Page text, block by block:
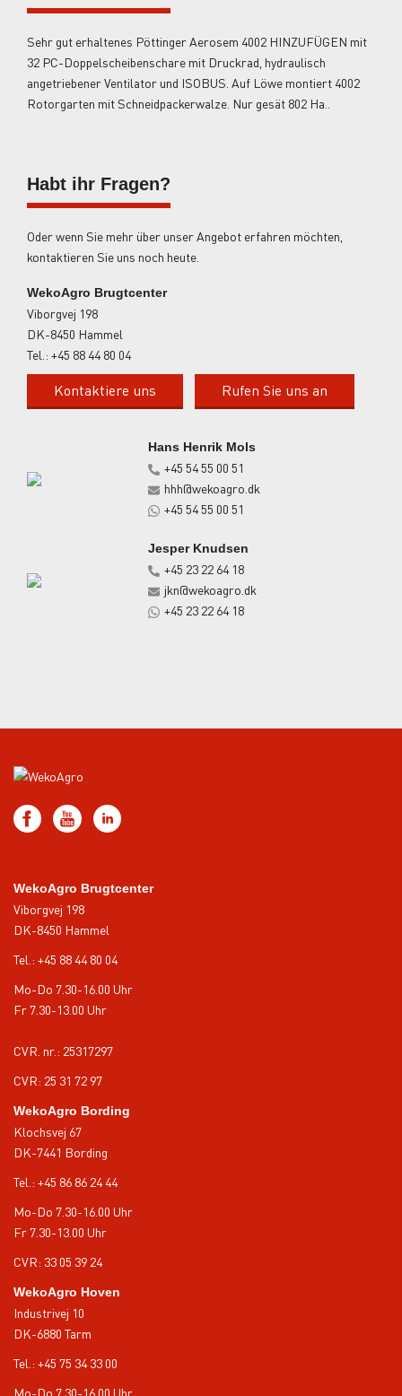
Sehr gut erhaltenes Pöttinger Aerosem 4002 HINZUFÜGEN mit
32 PC-Doppelscheibenschare mit Druckrad, hydraulisch
angetriebener Ventilator und ISOBUS. Auf Löwe montiert 4002
Rotorgarten mit Schneidpackerwalze. Nur gesät 802 Ha..
Habt ihr Fragen?
Oder wenn Sie mehr über unser Angebot erfahren möchten,
kontaktieren Sie uns noch heute.
WekoAgro Brugtcenter
Viborgvej 198
DK-8450 Hammel
Tel.: +45 88 44 80 04
Kontaktiere uns Rufen Sie uns an
Hans Henrik Mols
+45 54 55 00 51
hhh@wekoagro.dk
+45 54 55 00 51
Jesper Knudsen
+45 23 22 64 18
jkn@wekoagro.dk
+45 23 22 64 18
WekoAgro Brugtcenter
Viborgvej 198
DK-8450 Hammel
Tel.: +45 88 44 80 04
Mo-Do 7.30-16.00 Uhr
Fr 7.30-13.00 Uhr
CVR. nr.: 25317297
CVR: 25 31 72 97
WekoAgro Bording
Klochsvej 67
DK-7441 Bording
Tel.: +45 86 86 24 44
Mo-Do 7.30-16.00 Uhr
Fr 7.30-13.00 Uhr
CVR: 33 05 39 24
WekoAgro Hoven
Industrivej 10
DK-6880 Tarm
Tel.: +45 75 34 33 00
Mo-Do 7.30-16.00 Uhr